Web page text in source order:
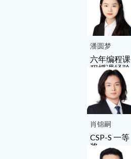
潘圆梦
六年编程课
程授课经验
肖锦嗣
CSP-S 一等
奖